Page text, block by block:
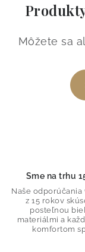
BYTOVÝ TEXTIL
KÚPEĽŇA +
Môžete sa
Sme na trhu
Naše odporúčania
z 15 rokov
posteľnou
materiálmi a
komfortom